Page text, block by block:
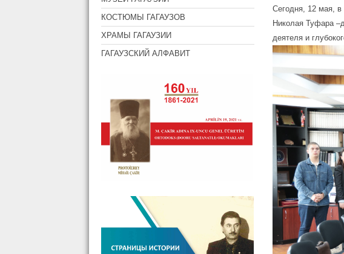
КОСТЮМЫ ГАГАУЗОВ
ХРАМЫ ГАГАУЗИИ
ГАГАУЗСКИЙ АЛФАВИТ
Сегодня, 12 мая, в
Николая Туфара
деятеля и